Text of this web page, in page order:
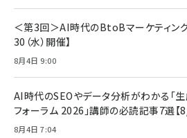
Anker PowerLine III
ケーブル Anker絡まな
ド付き USB PD対応 シ
Amazonランキング
キャンペーン】
￥4,857
＜第3回＞AI時代のBtoBマーケティング
30（水）開催】
8月4日 9:00
AI時代のSEOやデータ分析がわかる「
フォーラム 2026」講師の必読記事7選【
8月4日 7:04